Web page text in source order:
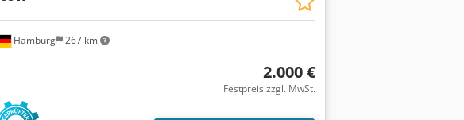
Mehr Bilder anfragen
Hamburg 267 km
2.000 €
Festpreis zzgl. MwSt.